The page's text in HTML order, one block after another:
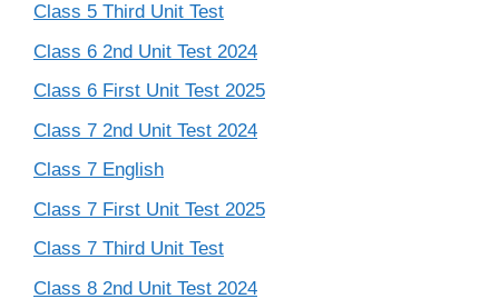
Class 5 Third Unit Test
Class 6 2nd Unit Test 2024
Class 6 First Unit Test 2025
Class 7 2nd Unit Test 2024
Class 7 English
Class 7 First Unit Test 2025
Class 7 Third Unit Test
Class 8 2nd Unit Test 2024